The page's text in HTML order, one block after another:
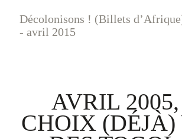
Décolonisons ! (Billets
- avril 2015
AVRIL
CHOIX (DÉJÀ)